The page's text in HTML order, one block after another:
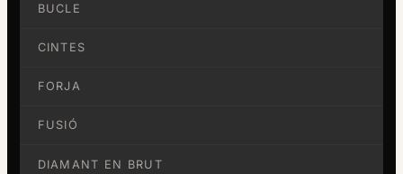
BUCLE
CINTES
FORJA
FUSIÓ
DIAMANT EN BRUT